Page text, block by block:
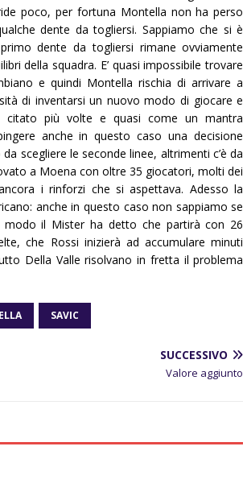
poco, per fortuna Montella non ha perso
dente da togliersi. Sappiamo che si è
dente da togliersi rimane ovviamente
della squadra. E’ quasi impossibile trovare
e quindi Montella rischia di arrivare a
di inventarsi un nuovo modo di giocare e
citato più volte e quasi come un mantra
anche in questo caso una decisione
scegliere le seconde linee, altrimenti c’è da
a Moena con oltre 35 giocatori, molti dei
i rinforzi che si aspettava. Adesso la
anche in questo caso non sappiamo se
il Mister ha detto che partirà con 26
che Rossi inizierà ad accumulare minuti
Della Valle risolvano in fretta il problema
SAVIC
SUCCESSIVO
Valore aggiunto